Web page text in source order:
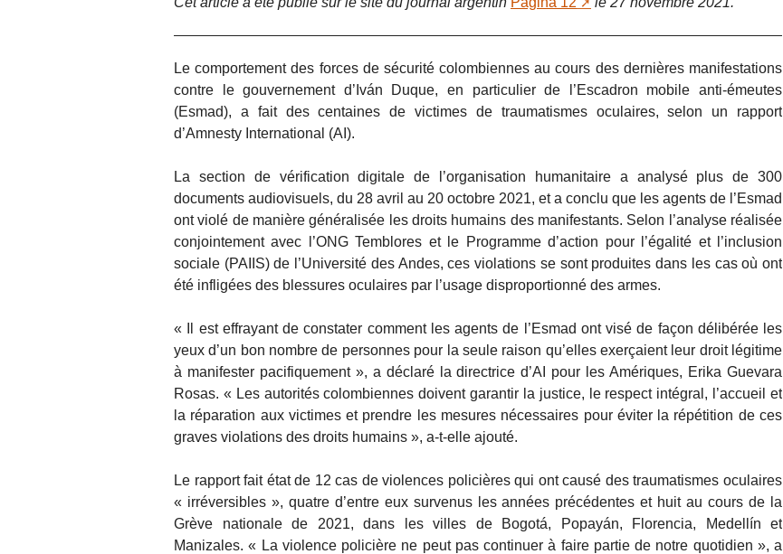
Le comportement des forces de sécurité colombiennes au cours des dernières manifestations
contre le gouvernement d’Iván Duque, en particulier de l’Escadron mobile anti-émeutes
(Esmad), a fait des centaines de victimes de traumatismes oculaires, selon un rapport
d’Amnesty International (AI).
La section de vérification digitale de l’organisation humanitaire a analysé plus de 300
documents audiovisuels, du 28 avril au 20 octobre 2021, et a conclu que les agents de l’Esmad
ont violé de manière généralisée les droits humains des manifestants. Selon l’analyse réalisée
conjointement avec l’ONG Temblores et le Programme d’action pour l’égalité et l’inclusion
sociale (PAIIS) de l’Université des Andes, ces violations se sont produites dans les cas où ont
été infligées des blessures oculaires par l’usage disproportionné des armes.
« Il est effrayant de constater comment les agents de l’Esmad ont visé de façon délibérée les
yeux d’un bon nombre de personnes pour la seule raison qu’elles exerçaient leur droit légitime
à manifester pacifiquement », a déclaré la directrice d’AI pour les Amériques, Erika Guevara
Rosas. « Les autorités colombiennes doivent garantir la justice, le respect intégral, l’accueil et
la réparation aux victimes et prendre les mesures nécessaires pour éviter la répétition de ces
graves violations des droits humains », a-t-elle ajouté.
Le rapport fait état de 12 cas de violences policières qui ont causé des traumatismes oculaires
« irréversibles », quatre d’entre eux survenus les années précédentes et huit au cours de la
Grève nationale de 2021, dans les villes de Bogotá, Popayán, Florencia, Medellín et
Manizales. « La violence policière ne peut pas continuer à faire partie de notre quotidien », a